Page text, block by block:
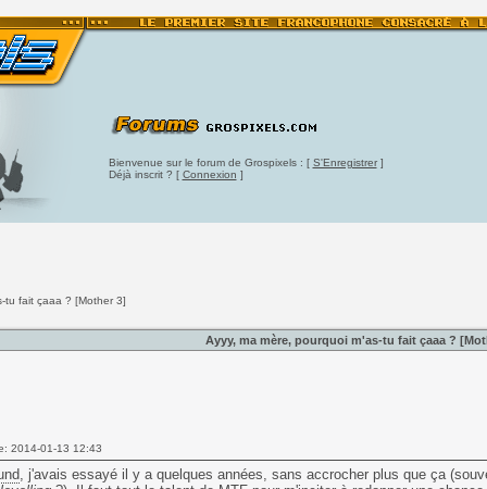
Bienvenue sur le forum de Grospixels : [ S'Enregistrer]
Déjà inscrit ? [ Connexion ]
tu fait çaaa ? [Mother 3]
Ayyy, ma mère, pourquoi m'as-tu fait çaaa ?
2014-01-13 12:43
, j'avais essayé il y a quelques années, sans accrocher plus que ça